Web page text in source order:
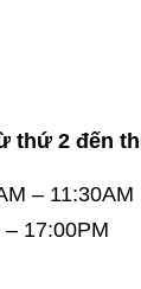
thứ 2 đến
– 11:30AM
17:00PM